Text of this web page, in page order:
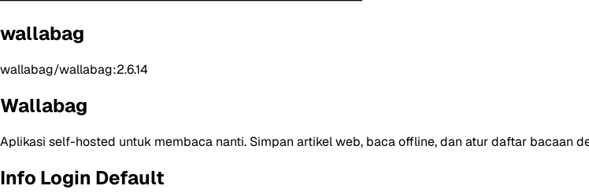
wallabag
wallabag/wallabag:2.6.14
Wallabag
Aplikasi self-hosted untuk membaca nanti. Simpan artikel web, baca offline, dan atur daftar bacaan
Info Login Default